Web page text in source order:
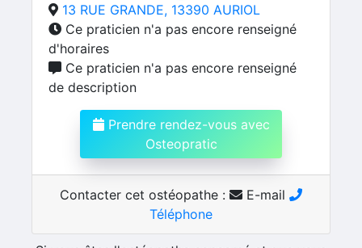
13 RUE GRANDE, 13390 AURIOL
Ce praticien n'a pas encore renseigné
d'horaires
Ce praticien n'a pas encore renseigné
de description
Prendre rendez-vous avec
Osteopratic
Contacter cet ostéopathe :
E-mail
Téléphone